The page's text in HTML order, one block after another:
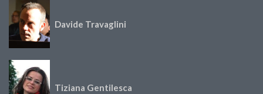
Davide Travaglini
Tiziana Gentilesca